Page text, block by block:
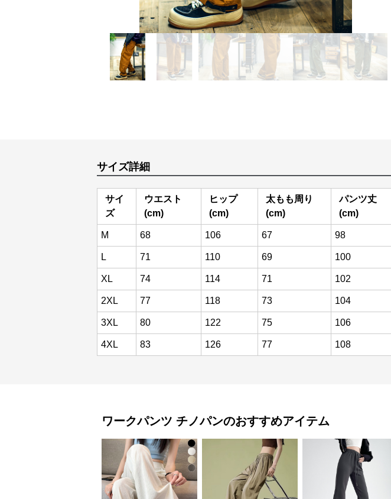
サイズ詳細
サイ
ズ
ウエスト
(cm)
ヒップ
(cm)
太もも周り
(cm)
パンツ丈
(cm)
M 68 106 67 98
L 71 110 69 100
XL 74 114 71 102
2XL 77 118 73 104
3XL 80 122 75 106
4XL 83 126 77 108
ワークパンツ チノパンのおすすめアイテム